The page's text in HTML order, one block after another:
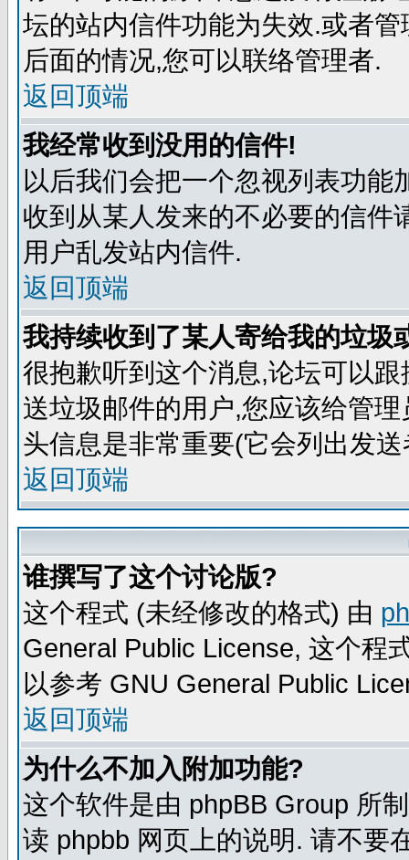
坛的站内信件功能为失效.或者
后面的情况,您可以联络管理者.
返回顶端
我经常收到没用的信件!
以后我们会把一个忽视列表功
收到从某人发来的不必要的信件
用户乱发站内信件.
返回顶端
我持续收到了某人寄给我的垃圾
很抱歉听到这个消息,论坛可以
送垃圾邮件的用户,您应该给管
头信息是非常重要(它会列出发
返回顶端
谁撰写了这个讨论版?
这个程式 (未经修改的格式) 由
General Public License, 这个程
以参考 GNU General Public
返回顶端
为什么不加入附加功能?
这个软件是由 phpBB Group 所
读 phpbb 网页上的说明. 请不要